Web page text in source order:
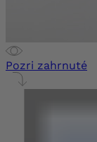
Pozri zahrnuté